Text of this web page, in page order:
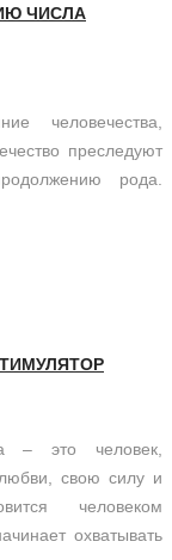
ЧИСЛА
человечества,
преследуют
рода.
– это человек,
свою силу и
человеком
охватывать